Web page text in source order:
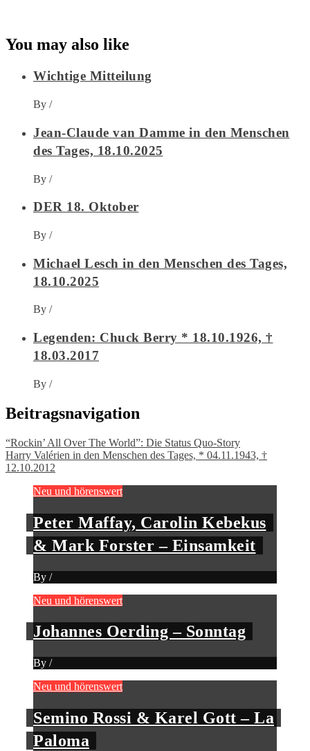
You may also like
Wichtige Mitteilung
By /
Jean-Claude van Damme in den Menschen
des Tages, 18.10.2025
By /
DER 18. Oktober
By /
Michael Lesch in den Menschen des Tages,
18.10.2025
By /
Legenden: Chuck Berry * 18.10.1926, †
18.03.2017
By /
Beitragsnavigation
“Rockin’ All Over The World”: Die Status Quo-Story
Harry Valérien in den Menschen des Tages, * 04.11.1943, †
12.10.2012
Neu und hörenswert
Peter Maffay, Carolin Kebekus
& Mark Forster – Einsamkeit
By /
Neu und hörenswert
Johannes Oerding – Sonntag
By /
Neu und hörenswert
Semino Rossi & Karel Gott – La
Paloma